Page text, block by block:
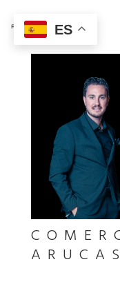
ARUCAS
ES